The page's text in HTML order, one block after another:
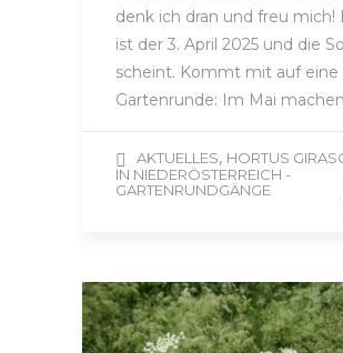
denk ich dran und freu mich!
ist der 3. April 2025 und die
scheint. Kommt mit auf eine
Gartenrunde: Im Mai
AKTUELLES, HORTUS
IN NIEDERÖSTERREICH -
GARTENRUNDGÄNGE